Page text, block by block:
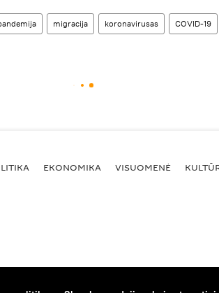
migracija koronavirusas COVID-19
EKONOMIKA VISUOMENĖ